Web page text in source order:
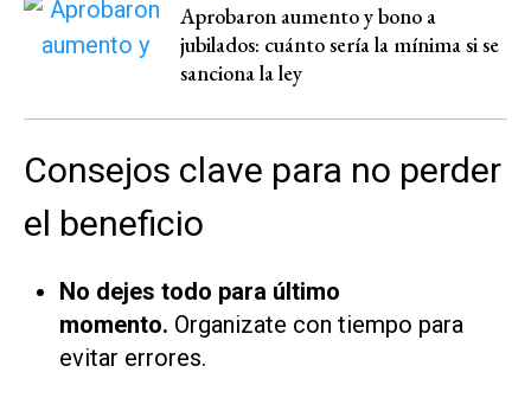
Aprobaron aumento y bono a
jubilados: cuánto sería la mínima si se
sanciona la ley
Consejos clave para no perder
el beneficio
No dejes todo para último
momento. Organizate con tiempo para
evitar errores.